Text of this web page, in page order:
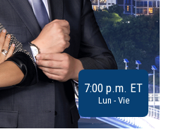
7:00 p.m. ET
Lun - Vie